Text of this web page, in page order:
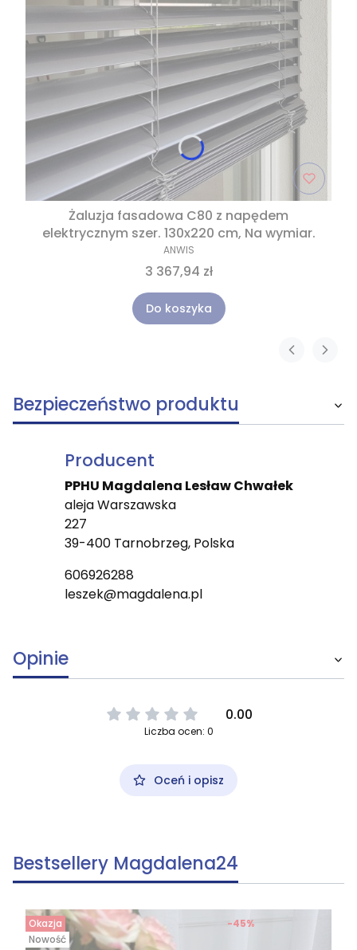
Żaluzja fasadowa C80 z napędem
elektrycznym szer. 130x220 cm, Na wymiar.
ANWIS
3 367,94 zł
Do koszyka
Bezpieczeństwo produktu
Producent
PPHU Magdalena Lesław Chwałek
aleja Warszawska
227
39-400 Tarnobrzeg, Polska
606926288
leszek@magdalena.pl
Opinie
0.00
Liczba ocen: 0
Oceń i opisz
Bestsellery Magdalena24
Okazja
Nowość
-45%